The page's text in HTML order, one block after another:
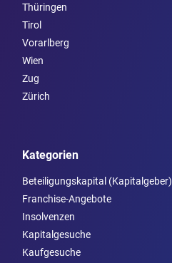
Thüringen
Tirol
Vorarl­berg
Wien
Zug
Zürich
Kategorien
Beteiligungskapital (Kapitalgeber)
Franchise-Angebote
Insolvenzen
Kapitalgesuche
Kaufgesuche